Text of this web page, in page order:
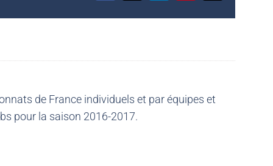
de France individuels et par équipes et
pour la saison 2016-2017.